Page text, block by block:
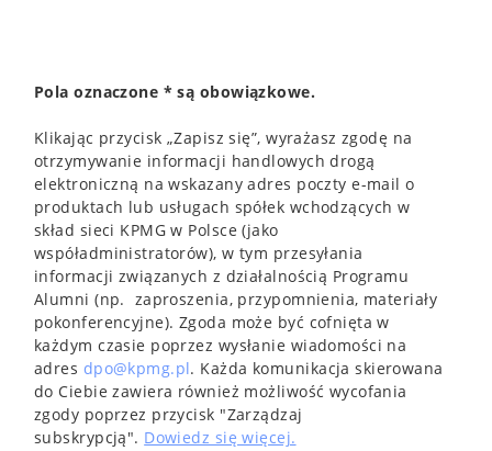
Pola oznaczone * są obowiązkowe.
Klikając przycisk „Zapisz się”, wyrażasz zgodę na
otrzymywanie informacji handlowych drogą
elektroniczną na wskazany adres poczty e-mail o
produktach lub usługach spółek wchodzących w
skład sieci KPMG w Polsce (jako
współadministratorów), w tym przesyłania
informacji związanych z działalnością Programu
Alumni (np. zaproszenia, przypomnienia, materiały
pokonferencyjne). Zgoda może być cofnięta w
każdym czasie poprzez wysłanie wiadomości na
adres dpo@kpmg.pl. Każda komunikacja skierowana
do Ciebie zawiera również możliwość wycofania
zgody poprzez przycisk "Zarządzaj
subskrypcją". Dowiedz się więcej.